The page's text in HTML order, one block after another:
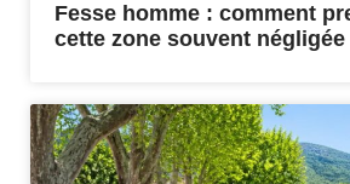
Fesse homme : comment
cette zone souvent